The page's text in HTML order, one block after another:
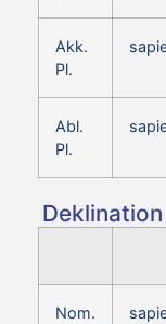
Akk.
Pl.
Abl.
Pl.
Nom.